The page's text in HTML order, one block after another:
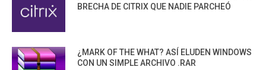
BRECHA DE CITRIX QUE NADIE PARCHEÓ
¿MARK OF THE WHAT? ASÍ ELUDEN WINDOWS
CON UN SIMPLE ARCHIVO .RAR